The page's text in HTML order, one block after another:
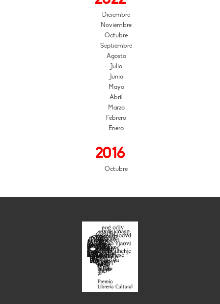
Diciembre
Noviembre
Octubre
Septiembre
Agosto
Julio
Junio
Mayo
Abril
Marzo
Febrero
Enero
2016
Octubre